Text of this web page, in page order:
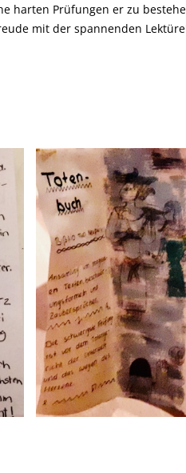
harten Prüfungen er zu
mit der spannenden